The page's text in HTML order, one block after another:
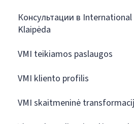
Консультации в
Klaipėda
VMI teikiamos paslaugos
VMI kliento profilis
VMI skaitmeninė